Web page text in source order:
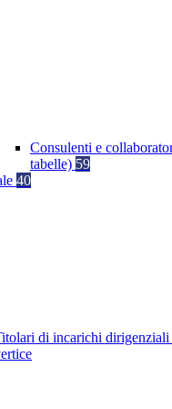
Consulenti e
tabelle) 59
40
di incarichi